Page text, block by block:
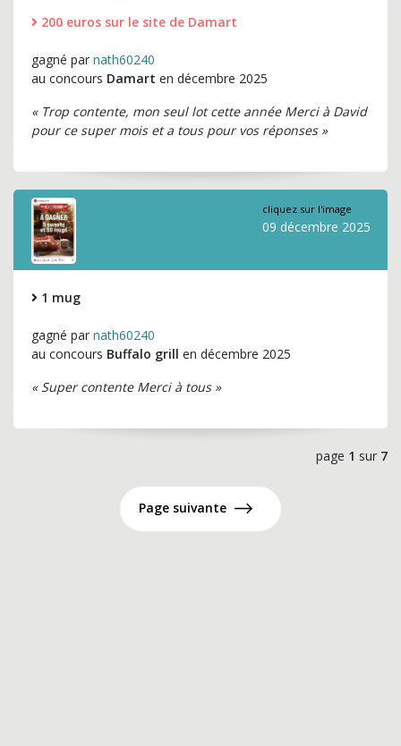
200 euros sur le site de Damart
gagné par nath60240
au concours Damart en décembre 2025
« Trop contente, mon seul lot cette année Merci à David
pour ce super mois et a tous pour vos réponses »
cliquez sur l'image
09 décembre 2025
1 mug
gagné par nath60240
au concours Buffalo grill en décembre 2025
« Super contente Merci à tous »
page 1 sur 7
Page suivante